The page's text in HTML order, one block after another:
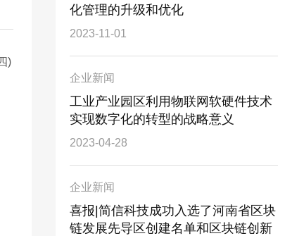
)
化管理的升级和优化
2023-11-01
企业新闻
工业产业园区利用物联网软硬件技术
实现数字化的转型的战略意义
2023-04-28
企业新闻
喜报|简信科技成功入选了河南省区块
链发展先导区创建名单和区块链创新